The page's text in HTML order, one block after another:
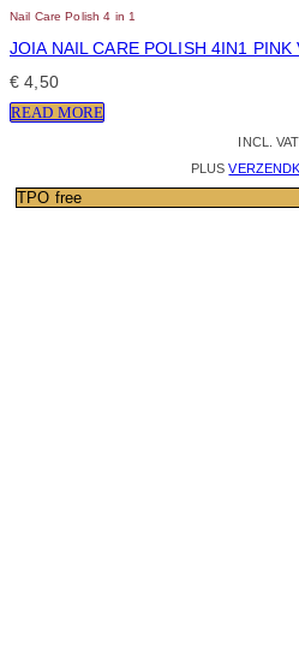
Nail Care Polish 4 in 1
JOIA NAIL CARE POLISH 4IN1 PINK
€ 4,50
READ MORE
INCL. VAT
PLUS
TPO free